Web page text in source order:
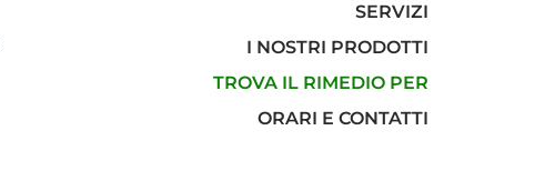
SERVIZI
I NOSTRI PRODOTTI
TROVA IL RIMEDIO PER
ORARI E CONTATTI